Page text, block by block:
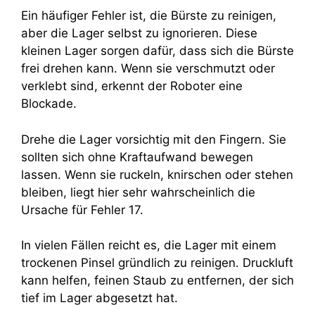
Ein häufiger Fehler ist, die Bürste zu reinigen,
aber die Lager selbst zu ignorieren. Diese
kleinen Lager sorgen dafür, dass sich die Bürste
frei drehen kann. Wenn sie verschmutzt oder
verklebt sind, erkennt der Roboter eine
Blockade.
Drehe die Lager vorsichtig mit den Fingern. Sie
sollten sich ohne Kraftaufwand bewegen
lassen. Wenn sie ruckeln, knirschen oder stehen
bleiben, liegt hier sehr wahrscheinlich die
Ursache für Fehler 17.
In vielen Fällen reicht es, die Lager mit einem
trockenen Pinsel gründlich zu reinigen. Druckluft
kann helfen, feinen Staub zu entfernen, der sich
tief im Lager abgesetzt hat.